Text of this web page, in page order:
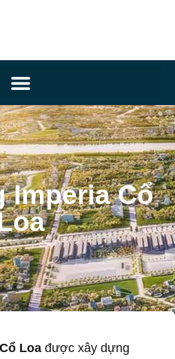
Imperia Cổ
Loa được xây dựng